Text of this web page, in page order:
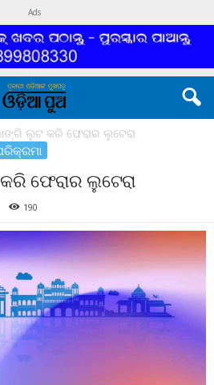
Ads
ଲୁଟ କରି ଫେରାର ଲୁଟେରା
ଫେରାର ଲୁଟେରା
190